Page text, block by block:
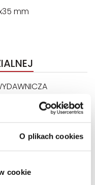
O plikach cookies
cookie
mm
SPÓŁKA Z
426